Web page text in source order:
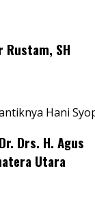
Rustam, SH
Hani
Drs. H. Agus
Utara